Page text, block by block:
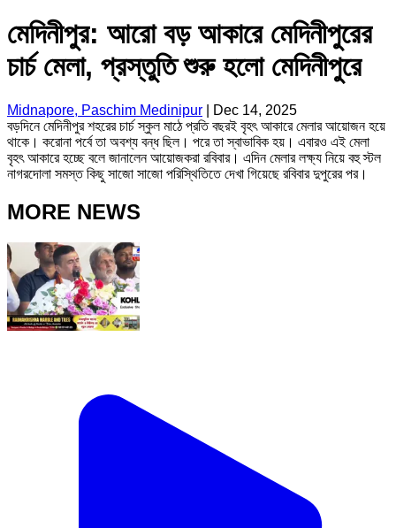
মেদিনীপুর: আরো বড় আকারে মেদিনীপুরের
চার্চ মেলা, প্রস্তুতি শুরু হলো মেদিনীপুরে
Midnapore, Paschim Medinipur
Dec 14, 2025
বড়দিনে মেদিনীপুর শহরের চার্চ স্কুল মাঠে প্রতি বছরই বৃহৎ আকারে মেলার আয়োজন হয়ে
থাকে। করোনা পর্বে তা অবশ্য বন্ধ ছিল। পরে তা স্বাভাবিক হয়। এবারও এই মেলা
বৃহৎ আকারে হচ্ছে বলে জানালেন আয়োজকরা রবিবার। এদিন মেলার লক্ষ্য নিয়ে বহু স্টল
নাগরদোলা সমস্ত কিছু সাজো সাজো পরিস্থিতিতে দেখা গিয়েছে রবিবার দুপুরের পর।
MORE NEWS